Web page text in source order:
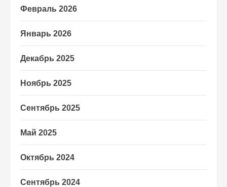
Февраль 2026
Январь 2026
Декабрь 2025
Ноябрь 2025
Сентябрь 2025
Май 2025
Октябрь 2024
Сентябрь 2024